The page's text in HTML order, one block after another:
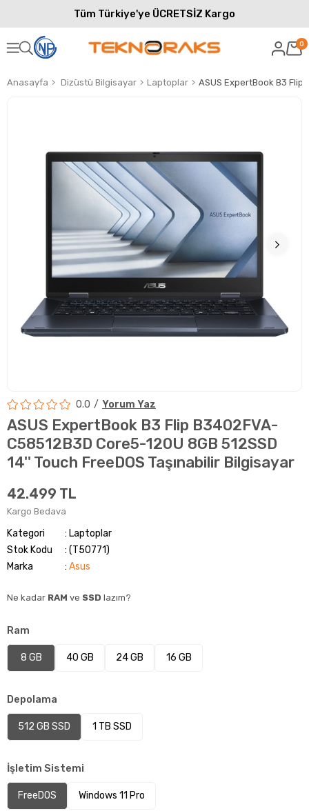
Tüm Türkiye'ye ÜCRETSİZ Kargo
0
Anasayfa Dizüstü Bilgisayar Laptoplar
0.0 Yorum Yaz
ASUS ExpertBook B3 Flip B3402FVA-
C58512B3D Core5-120U 8GB 512SSD
14'' Touch FreeDOS Taşınabilir Bilgisayar
42.499 TL
Kargo Bedava
Kategori
Laptoplar
Stok Kodu
(T50771)
Marka
: Asus
Ne kadar RAM ve SSD lazım?
Ram
8 GB 40 GB 24 GB 16 GB
Depolama
512 GB SSD 1 TB SSD
İşletim Sistemi
FreeDOS Windows 11 Pro